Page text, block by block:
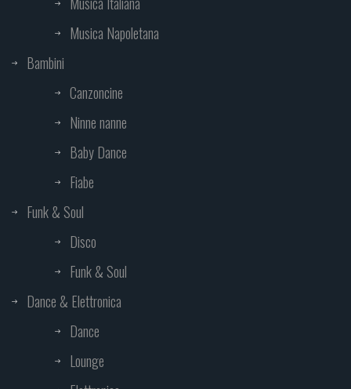
Musica Napoletana
Bambini
Canzoncine
Ninne nanne
Baby Dance
Fiabe
Funk & Soul
Disco
Funk & Soul
Dance & Elettronica
Dance
Lounge